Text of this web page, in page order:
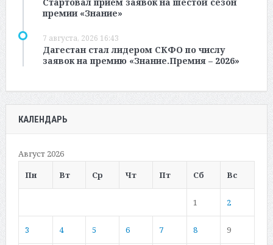
Стартовал прием заявок на шестой сезон
премии «Знание»
7 августа, 2026 16:43
Дагестан стал лидером СКФО по числу
заявок на премию «Знание.Премия – 2026»
КАЛЕНДАРЬ
Август 2026
Пн
Вт Ср Чт Пт Сб Вс
1 2
3 4 5 6 7 8 9